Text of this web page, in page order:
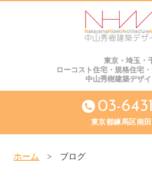
東京・埼玉・
ローコスト住宅・規格住宅
中山秀樹建築デザ
03-
東京都練馬区南田
ホーム > ブログ